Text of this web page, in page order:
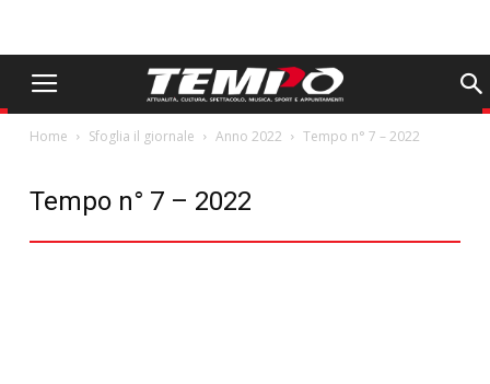
Home Sfoglia il giornale Anno 2022 Tempo n° 7 – 2022
Tempo n° 7 – 2022